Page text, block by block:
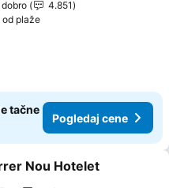
4.851
plaže
tačne
Pogledaj cene
u favorite
Nou Hotelet